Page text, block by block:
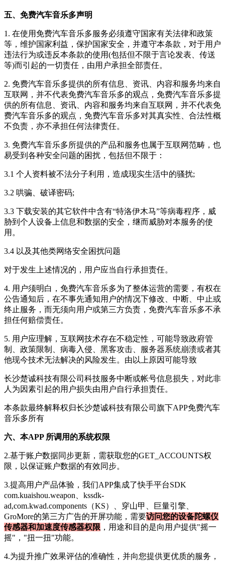
五、免费汽车音乐多声明
1. 在使用 免费汽车音乐多服务必须遵守国家有关法律和政策
等，维护国家利益，保护国家安全，并遵守本条款，对于用户
违法行为或违反本条款的使用(包括但不限于言论发表、传送
等)而引起的一切责任，由用户承担全部责任。
2. 免费汽车音乐多提供的所有信息、资讯、内容和服务均来自
互联网，并不代表免费汽车音乐多的观点， 免费汽车音乐多提
供的所有信息、资讯、内容和服务均来自互联网，并不代表免
费汽车音乐多的观点， 免费汽车音乐多对其真实性、合法性概
不负责，亦不承担任何法律责任。
3. 免费汽车音乐多所提供的产品和服务也属于互联网范畴，也
易受到各种安全问题的困扰，包括但不限于：
3.1 个人资料被不法分子利用，造成现实生活中的骚扰;
3.2 哄骗、破译密码;
3.3 下载安装的其它软件中含有“特洛伊木马”等病毒程序，威
胁到个人设备上信息和数据的安全，继而威胁对本服务的使
用。
3.4 以及其他类网络安全困扰问题
对于发生上述情况的，用户应当自行承担责任。
4. 用户须明白， 免费汽车音乐多为了整体运营的需要，有权在
公告通知后，在不事先通知用户的情况下修改、中断、中止或
终止服务，而无须向用户或第三方负责， 免费汽车音乐多不承
担任何赔偿责任。
5. 用户应理解，互联网技术存在不稳定性，可能导致政府管
制、政策限制、病毒入侵、黑客攻击、服务器系统崩溃或者其
他现今技术无法解决的风险发生。由以上原因可能导致
长沙楚诚科技有限公司 科技服务中断或帐号信息损失，对此非
人为因素引起的用户损失由用户自行承担责任。
本条款最终解释权归长沙楚诚科技有限公司 旗下APP免费汽车
音乐多所有
六、本APP 所调用的系统权限
2.基于账户数据同步更新，需获取您的GET_ACCOUNTS权
限，以保证账户数据的有效同步。
3.提高用户产品体验，我们APP集成了快手平台SDK
com.kuaishou.weapon、kssdk-
ad,com.kwad.components（KS）、穿山甲、巨量引擎、
GroMore的第三方广告的开屏功能，需要访问您的设备陀螺仪
传感器和加速度传感器权限 ，用途和目的是向用户提供"摇一
摇"，"扭一扭"功能。
4.为提升推广效果评估的准确性，并向您提供更优质的服务，